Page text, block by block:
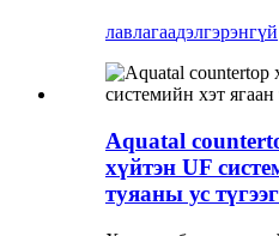
лавлагаадэлгэрэнгүй
Aquatal
хүйтэн UF
туяаны ус